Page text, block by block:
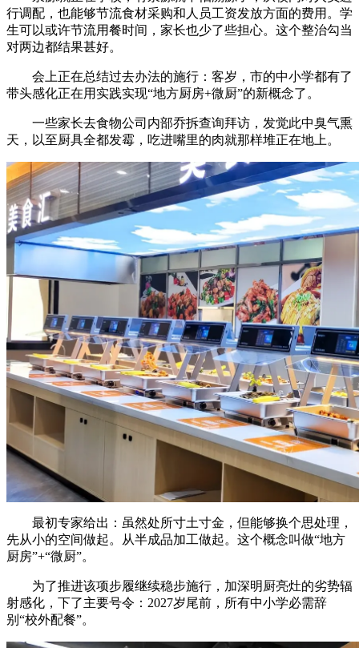
行调配，也能够节流食材采购和人员工资发放方面的费用。学
生可以或许节流用餐时间，家长也少了些担心。这个整治勾当
对两边都结果甚好。
会上正在总结过去办法的施行：客岁，市的中小学都有了
带头感化正在用实践实现“地方厨房+微厨”的新概念了。
一些家长去食物公司内部乔拆查询拜访，发觉此中臭气熏
天，以至厨具全都发霉，吃进嘴里的肉就那样堆正在地上。
最初专家给出：虽然处所寸土寸金，但能够换个思处理，
先从小的空间做起。从半成品加工做起。这个概念叫做“地方
厨房”+“微厨”。
为了推进该项步履继续稳步施行，加深明厨亮灶的劣势辐
射感化，下了主要号令：2027岁尾前，所有中小学必需辞
别“校外配餐”。